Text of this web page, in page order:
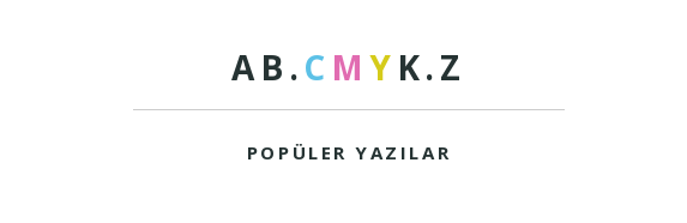
AB .C M Y K.Z
POPÜLER YAZILAR